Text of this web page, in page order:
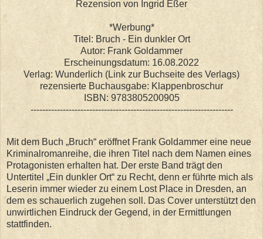
Rezension von Ingrid Eßer
*Werbung*
Titel: Bruch - Ein dunkler Ort
Autor: Frank Goldammer
Erscheinungsdatum: 16.08.2022
Verlag: Wunderlich (Link zur Buchseite des Verlags)
rezensierte Buchausgabe: Klappenbroschur
ISBN: 9783805200905
---------------------------------------------------------------------
Mit dem Buch „Bruch“ eröffnet Frank Goldammer eine neue
Kriminalromanreihe, die ihren Titel nach dem Namen eines
Protagonisten erhalten hat. Der erste Band trägt den
Untertitel „Ein dunkler Ort“ zu Recht, denn er führte mich als
Leserin immer wieder zu einem Lost Place in Dresden, an
dem es schauerlich zugehen soll. Das Cover unterstützt den
unwirtlichen Eindruck der Gegend, in der Ermittlungen
stattfinden.